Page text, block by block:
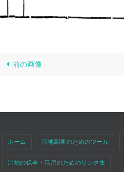
前の画像
ホーム 湿地調査のためのツール
湿地の保全・活用のためのリンク集